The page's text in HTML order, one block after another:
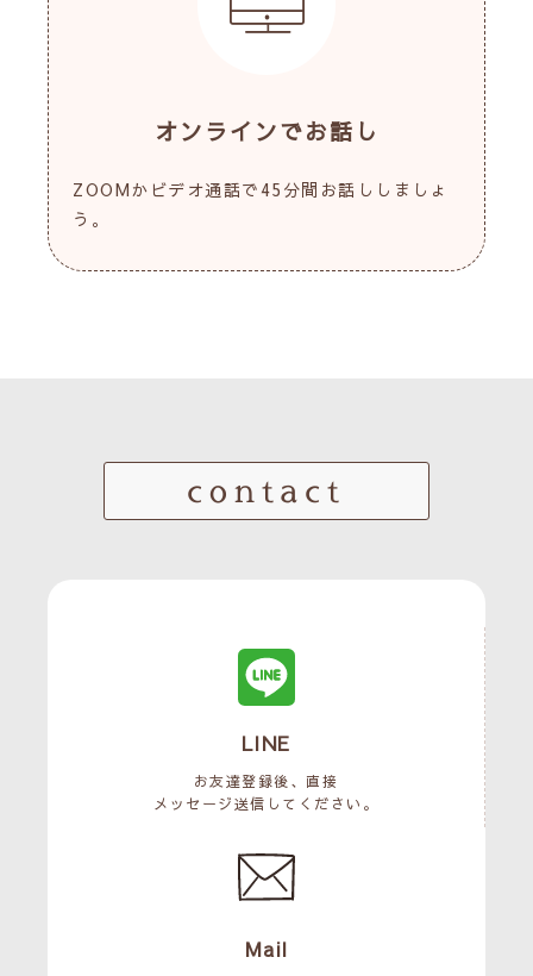
オンラインでお話し
ZOOMかビデオ通話で45分間お話ししましょ
う。
contact
LINE
お友達登録後、直接
メッセージ送信してください。
Mail